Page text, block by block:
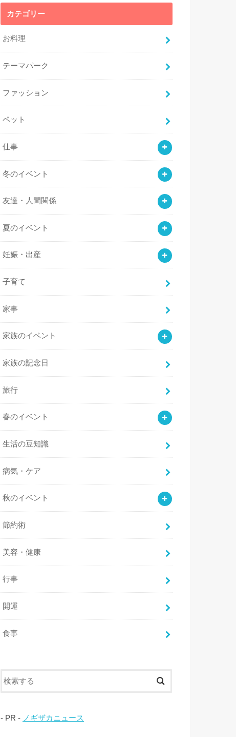
カテゴリー
お料理
テーマパーク
ファッション
ペット
仕事
冬のイベント
友達・人間関係
夏のイベント
妊娠・出産
子育て
家事
家族のイベント
家族の記念日
旅行
春のイベント
生活の豆知識
病気・ケア
秋のイベント
節約術
美容・健康
行事
開運
食事
- PR - ノギザカニュース